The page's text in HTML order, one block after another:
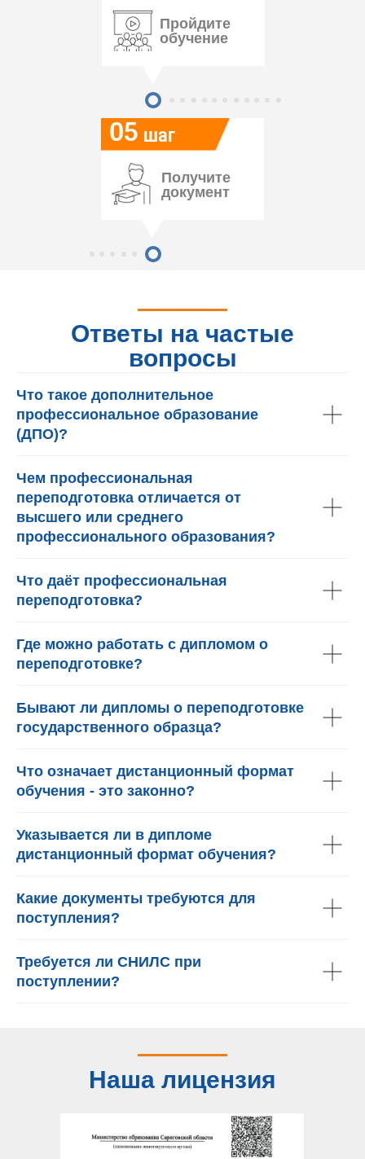
05 шаг
Пройдите
обучение
Получите
документ
Ответы на частые
вопросы
Что такое дополнительное
профессиональное образование
(ДПО)?
Чем профессиональная
переподготовка отличается от
высшего или среднего
профессионального образования?
Что даёт профессиональная
переподготовка?
Где можно работать с дипломом о
переподготовке?
Бывают ли дипломы о переподготовке
государственного образца?
Что означает дистанционный формат
обучения - это законно?
Указывается ли в дипломе
дистанционный формат обучения?
Какие документы требуются для
поступления?
Требуется ли СНИЛС при
поступлении?
Наша лицензия